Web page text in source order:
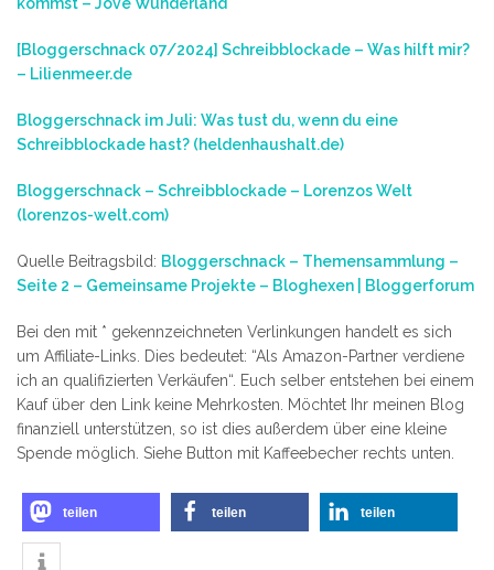
[Bloggerschnack 07/2024] Schreibblockade – Was hilft mir?
– Lilienmeer.de
Bloggerschnack im Juli: Was tust du, wenn du eine
Schreibblockade hast? (heldenhaushalt.de)
Bloggerschnack – Schreibblockade – Lorenzos Welt
(lorenzos-welt.com)
Quelle Beitragsbild: Bloggerschnack – Themensammlung –
Seite 2 – Gemeinsame Projekte – Bloghexen | Bloggerforum
Bei den mit * gekennzeichneten Verlinkungen handelt es sich
um Affiliate-Links. Dies bedeutet: “Als Amazon-Partner verdiene
ich an qualifizierten Verkäufen“. Euch selber entstehen bei einem
Kauf über den Link keine Mehrkosten. Möchtet Ihr meinen Blog
finanziell unterstützen, so ist dies außerdem über eine kleine
Spende möglich. Siehe Button mit Kaffeebecher rechts unten.
teilen teilen teilen